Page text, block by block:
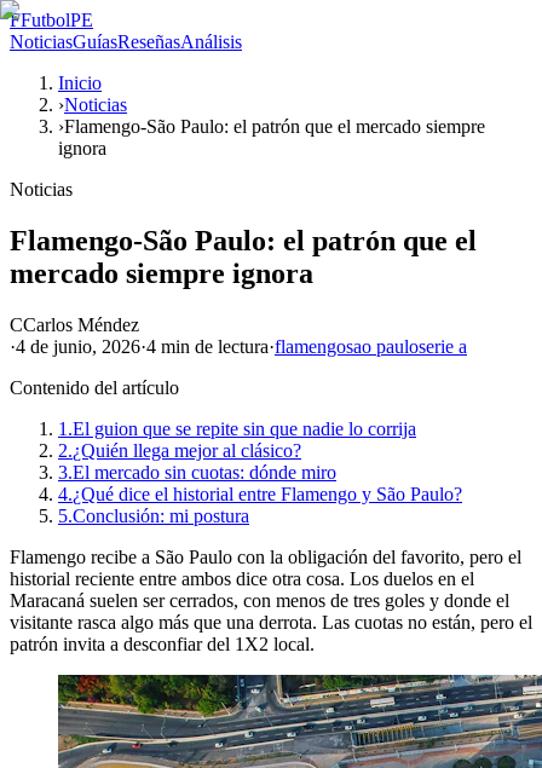
FFutbolPE
NoticiasGuíasReseñasAnálisis
Inicio
›Noticias
›Flamengo-São Paulo: el patrón que el mercado siempre
ignora
Noticias
Flamengo-São Paulo: el patrón que el
mercado siempre ignora
CCarlos Méndez
·4 de junio, 2026·4 min de lectura·flamengosao pauloserie a
Contenido del artículo
1.El guion que se repite sin que nadie lo corrija
2.¿Quién llega mejor al clásico?
3.El mercado sin cuotas: dónde miro
4.¿Qué dice el historial entre Flamengo y São Paulo?
5.Conclusión: mi postura
Flamengo recibe a São Paulo con la obligación del favorito, pero el
historial reciente entre ambos dice otra cosa. Los duelos en el
Maracaná suelen ser cerrados, con menos de tres goles y donde el
visitante rasca algo más que una derrota. Las cuotas no están, pero el
patrón invita a desconfiar del 1X2 local.